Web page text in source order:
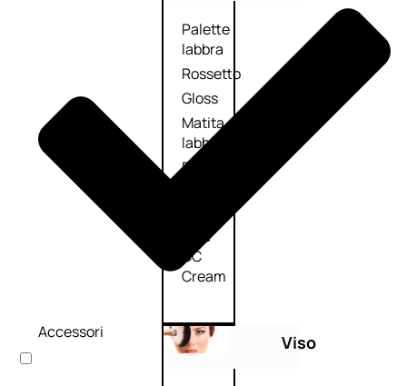
Palette
labbra
Rossetto
Gloss
Matita
labbra
Rimpolpante
BB e
CC
Cream
Viso
Accessori